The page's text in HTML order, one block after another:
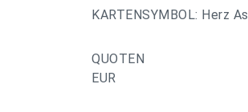
KARTENSYMBOL: Herz As
QUOTEN
EUR